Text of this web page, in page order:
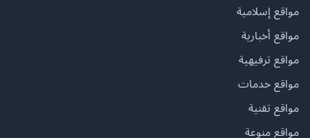
مواقع إسلامية
مواقع أخبارية
مواقع ترفيهية
مواقع خدمات
مواقع تقنية
مواقع منوعة